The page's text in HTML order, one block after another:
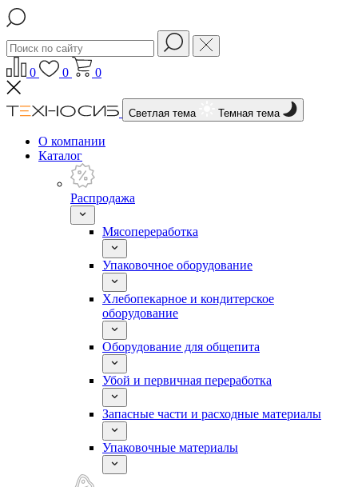
0 0 0
Светлая тема Темная тема
О компании
Каталог
Распродажа
Мясопереработка
Упаковочное оборудование
Хлебопекарное и кондитерское
оборудование
Оборудование для общепита
Убой и первичная переработка
Запасные части и расходные материалы
Упаковочные материалы